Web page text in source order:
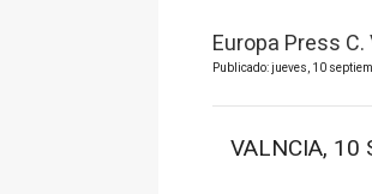
Europa Press
Publicado: jueves, 10
VALNCIA, 10